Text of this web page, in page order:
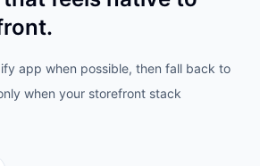
app when possible, then fall back to
when your storefront stack